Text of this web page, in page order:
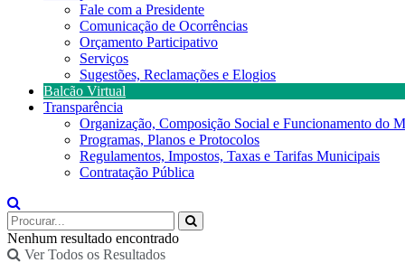
Fale com a Presidente
Comunicação de Ocorrências
Orçamento Participativo
Serviços
Sugestões, Reclamações e Elogios
Balcão Virtual
Transparência
Organização, Composição Social e Funcionamento do
Programas, Planos e Protocolos
Regulamentos, Impostos, Taxas e Tarifas Municipais
Contratação Pública
Nenhum resultado encontrado
Ver Todos os Resultados